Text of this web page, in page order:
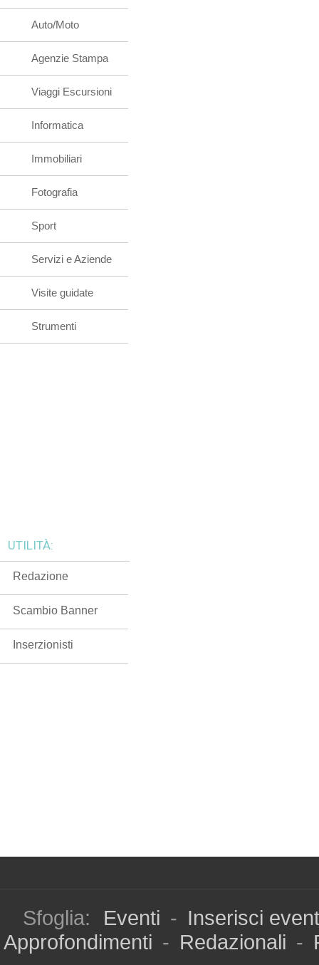
Auto/Moto
Agenzie Stampa
Viaggi Escursioni
Informatica
Immobiliari
Fotografia
Sport
Servizi e Aziende
Visite guidate
Strumenti
UTILITÀ:
Redazione
Scambio Banner
Inserzionisti
Sfoglia: Eventi - Inserisci
Approfondimenti - Redazionali -